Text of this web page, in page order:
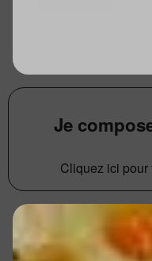
Je
Cliquez ici pour